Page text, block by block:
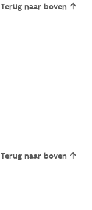
Terug naar boven
Terug naar boven